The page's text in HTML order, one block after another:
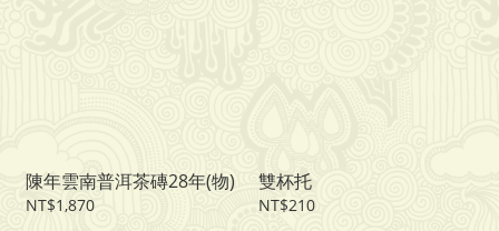
陳年雲南普洱茶磚28年(物)
NT$1,870
雙杯托
NT$210